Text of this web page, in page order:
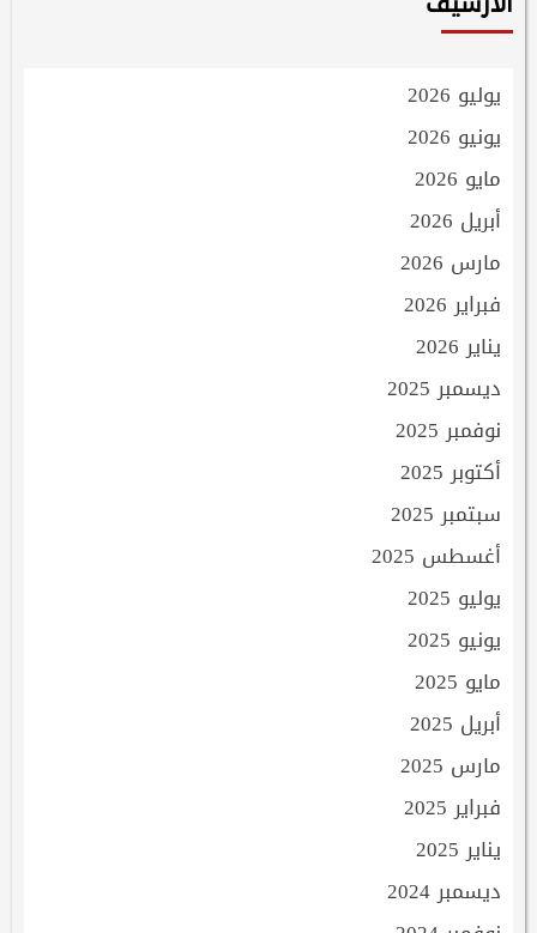
يوليو 2026
يونيو 2026
مايو 2026
أبريل 2026
مارس 2026
فبراير 2026
يناير 2026
ديسمبر 2025
نوفمبر 2025
أكتوبر 2025
سبتمبر 2025
أغسطس 2025
يوليو 2025
يونيو 2025
مايو 2025
أبريل 2025
مارس 2025
فبراير 2025
يناير 2025
ديسمبر 2024